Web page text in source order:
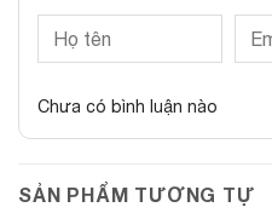
Chưa có bình luận nào
SẢN PHẨM TƯƠNG TỰ